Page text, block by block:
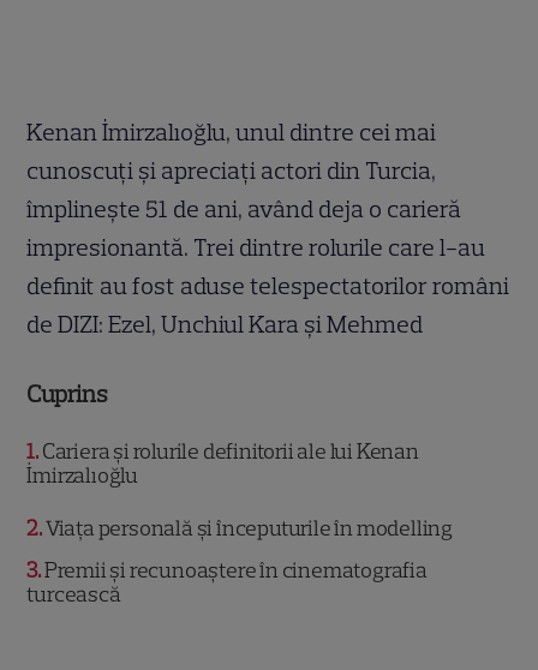
Kenan İmirzalıoğlu, unul dintre cei mai
cunoscuți și apreciați actori din Turcia,
împlinește 51 de ani, având deja o carieră
impresionantă. Trei dintre rolurile care l-au
definit au fost aduse telespectatorilor români
de DIZI: Ezel, Unchiul Kara și Mehmed
Cuprins
1 Cariera și rolurile definitorii ale lui Kenan
İmirzalıoğlu
2 Viața personală și începuturile în modelling
3 Premii și recunoaștere în cinematografia
turcească